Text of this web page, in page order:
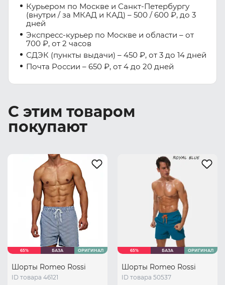
Курьером по Москве и Санкт-Петербургу
(внутри / за МКАД и КАД) – 500 / 600 ₽, до 3
дней
Экспресс-курьер по Москве и области – от
700 ₽, от 2 часов
СДЭК (пункты выдачи) – 450 ₽, от 3 до 14 дней
Почта России – 650 ₽, от 4 до 20 дней
С этим товаром
покупают
65% БАЗА ОРИГИНАЛ
Шорты Romeo Rossi
ID товара 46121
65% БАЗА ОРИГИНАЛ
Шорты Romeo Rossi
ID товара 50537